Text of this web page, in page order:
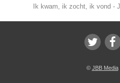
Ik kwam, ik zocht, ik vond -
© JBB Media|